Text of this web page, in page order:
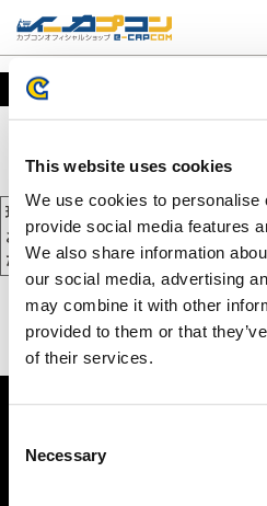
This website uses cookies
We use cookies to personalise
provide social media features
We also share information
our social media, advertising
may combine it with other
provided to them or that
of their services.
Selection
Necessary
カート
現在、カートには商品が入っておりま
お買い物を続けるには下の 「お買い
ださい。